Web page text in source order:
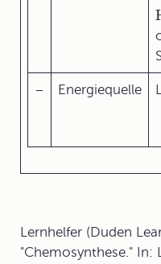
– Energiequelle
Lernhelfer (Duden
"Chemosynthese." In: